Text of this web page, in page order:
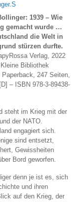
1939 – Wie
gemacht wurde …
die Welt in
stürzen durfte.
Verlag, 2022
Bibliothek
Paperback, 247 Seiten,
– ISBN 978-3-89438-
steht im Krieg mit der
der NATO.
engagiert sich.
sind entsetzt,
Gewissheiten
Bord geworfen.
denn je ist es, sich
und ihren
auf den Krieg, der